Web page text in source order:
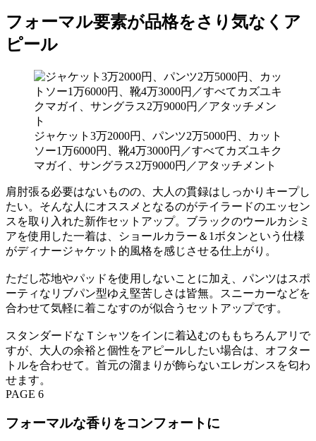
フォーマル要素が品格をさり気なくア
ピール
ジャケット3万2000円、パンツ2万5000円、カット
ソー1万6000円、靴4万3000円／すべてカズユキク
マガイ、サングラス2万9000円／アタッチメント
肩肘張る必要はないものの、大人の貫録はしっかりキープし
たい。そんな人にオススメとなるのがテイラードのエッセン
スを取り入れた新作セットアップ。ブラックのウールカシミ
アを使用した一着は、ショールカラー＆1ボタンという仕様
がディナージャケット的風格を感じさせる仕上がり。
ただし芯地やパッドを使用しないことに加え、パンツはスポ
ーティなリブパン型ゆえ堅苦しさは皆無。スニーカーなどを
合わせて気軽に着こなすのが似合うセットアップです。
スタンダードなＴシャツをインに着込むのももちろんアリで
すが、大人の余裕と個性をアピールしたい場合は、オフター
トルを合わせて。首元の溜まりが飾らないエレガンスを匂わ
せます。
PAGE 6
フォーマルな香りをコンフォートに